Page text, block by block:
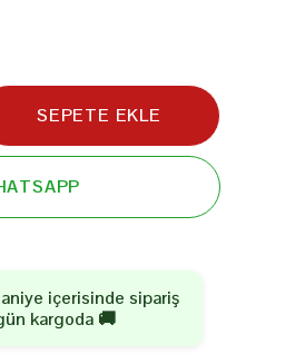
SEPETE EKLE
içerisinde sipariş
kargoda 🚚